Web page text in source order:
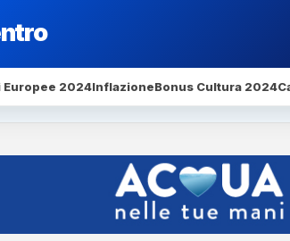
Europee 2024InflazioneBonus Cultura 2024